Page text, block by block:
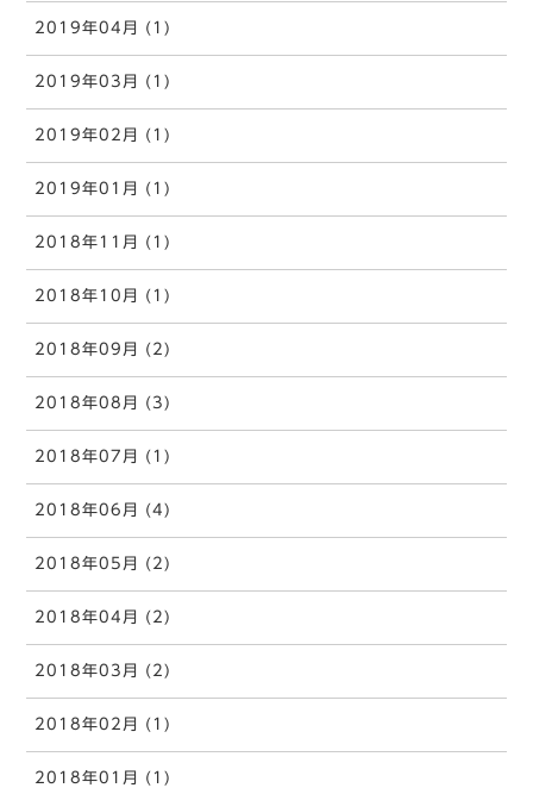
2019年04月 (1)
2019年03月 (1)
2019年02月 (1)
2019年01月 (1)
2018年11月 (1)
2018年10月 (1)
2018年09月 (2)
2018年08月 (3)
2018年07月 (1)
2018年06月 (4)
2018年05月 (2)
2018年04月 (2)
2018年03月 (2)
2018年02月 (1)
2018年01月 (1)